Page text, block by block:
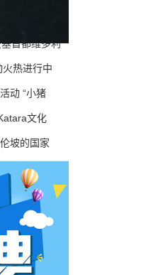
电影院的
、皮克斯的
》，该有的
局这次是
份文件。没
安静静地，
见稿）》摆
本网原创
表齐聚一堂
首都维多利
热进行中
动 “小猪
文化
坡的国家
你相约杭州
表齐聚一堂
首都维多利
热进行中
动 “小猪